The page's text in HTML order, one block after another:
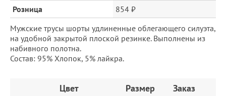
Розница
854 ₽
Мужские трусы шорты удлиненные облегающего силуэта,
на удобной закрытой плоской резинке. Выполнены из
набивного полотна.
Состав: 95% Хлопок, 5% лайкра.
Цвет Размер Заказ